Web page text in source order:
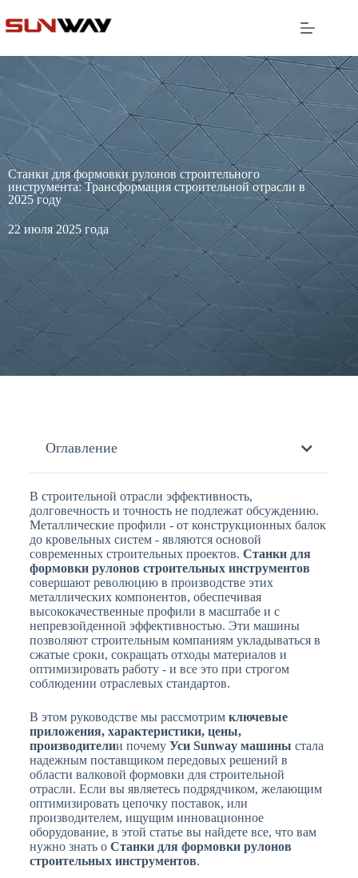
Станки для формовки рулонов строительного
инструмента: Трансформация строительной отрасли в
2025 году
22 июля 2025 года
Оглавление
В строительной отрасли эффективность,
долговечность и точность не подлежат обсуждению.
Металлические профили - от конструкционных балок
до кровельных систем - являются основой
современных строительных проектов. Станки для
формовки рулонов строительных инструментов
совершают революцию в производстве этих
металлических компонентов, обеспечивая
высококачественные профили в масштабе и с
непревзойденной эффективностью. Эти машины
позволяют строительным компаниям укладываться в
сжатые сроки, сокращать отходы материалов и
оптимизировать работу - и все это при строгом
соблюдении отраслевых стандартов.
В этом руководстве мы рассмотрим ключевые
приложения, характеристики, цены,
производителии почему Уси Sunway машины стала
надежным поставщиком передовых решений в
области валковой формовки для строительной
отрасли. Если вы являетесь подрядчиком, желающим
оптимизировать цепочку поставок, или
производителем, ищущим инновационное
оборудование, в этой статье вы найдете все, что вам
нужно знать о Станки для формовки рулонов
строительных инструментов.